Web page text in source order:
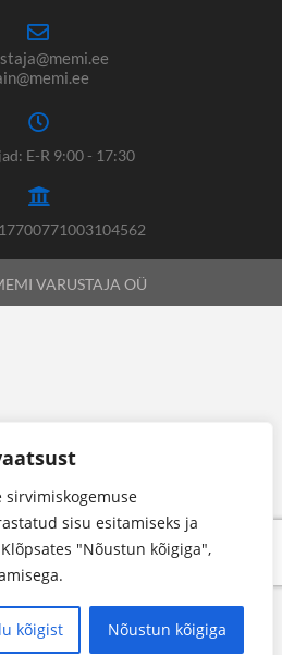
sirvimiskogemuse
sisu esitamiseks ja
"Nõustun kõigiga",
kõigist Nõustun kõigiga
E-R 9:00 - 17:30
VARUSTAJA OÜ